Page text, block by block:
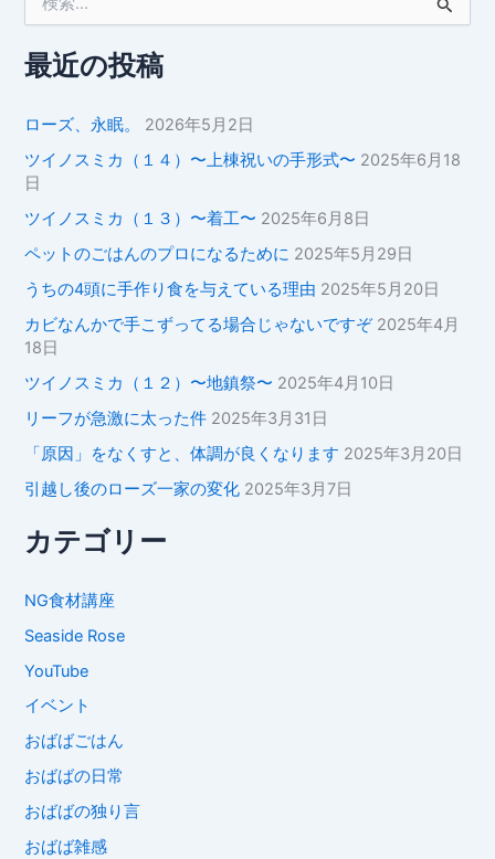
象
:最近の投稿
ローズ、永眠。
2026年5月2日
ツイノスミカ（１４）〜上棟祝いの手形式〜 2025年6月18
日
ツイノスミカ（１３）〜着工〜 2025年6月8日
ペットのごはんのプロになるために 2025年5月29日
うちの4頭に手作り食を与えている理由 2025年5月20日
カビなんかで手こずってる場合じゃないですぞ 2025年4月
18日
ツイノスミカ（１２）〜地鎮祭〜 2025年4月10日
リーフが急激に太った件 2025年3月31日
「原因」をなくすと、体調が良くなります 2025年3月20日
引越し後のローズ一家の変化 2025年3月7日
カテゴリー
NG食材講座
Seaside Rose
YouTube
イベント
おばばごはん
おばばの日常
おばばの独り言
おばば雑感